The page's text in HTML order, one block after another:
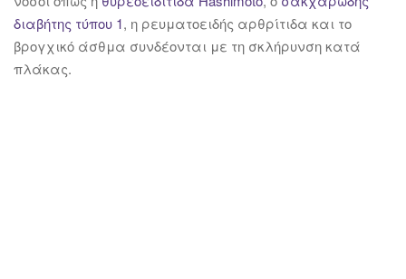
διαβήτης τύπου 1, η ρευματοειδής αρθρίτιδα και το
βρογχικό άσθμα συνδέονται με τη σκλήρυνση κατά
πλάκας.